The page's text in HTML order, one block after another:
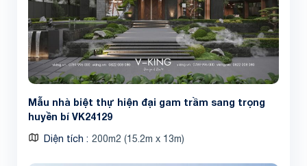
Mẫu nhà biệt thự hiện đại gam trầm sang trọng
huyền bí VK24129
Diện tích 200m2 (15.2m x 13m)